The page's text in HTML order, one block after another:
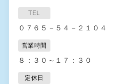
TEL
０７６５－５４－２１０４
営業時間
８：３０～１７：３０
定休日